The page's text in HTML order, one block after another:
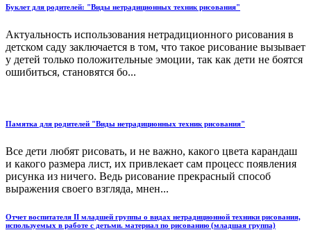
Буклет для родителей: "Виды нетрадиционных техник рисования"
Актуальность использования нетрадиционного рисования в
детском саду заключается в том, что такое рисование вызывает
у детей только положительные эмоции, так как дети не боятся
ошибиться, становятся бо...
Памятка для родителей "Виды нетрадиционных техник рисования"
Все дети любят рисовать, и не важно, какого цвета карандаш
и какого размера лист, их привлекает сам процесс появления
рисунка из ничего. Ведь рисование прекрасный способ
выражения своего взгляда, мнен...
Отчет воспитателя II младшей группы о видах нетрадиционной техники рисования,
используемых в работе с детьми. материал по рисованию (младшая группа)